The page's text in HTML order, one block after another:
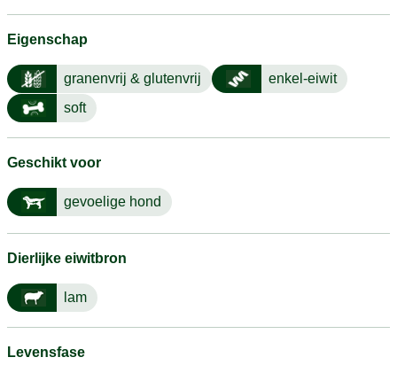
Eigenschap
granenvrij & glutenvrij
enkel-eiwit
soft
Geschikt voor
gevoelige hond
Dierlijke eiwitbron
lam
Levensfase